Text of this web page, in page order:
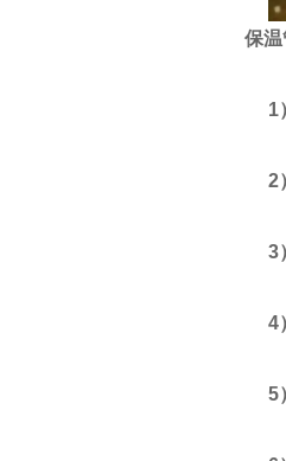
保温
1）
2）
3）
4）
5）